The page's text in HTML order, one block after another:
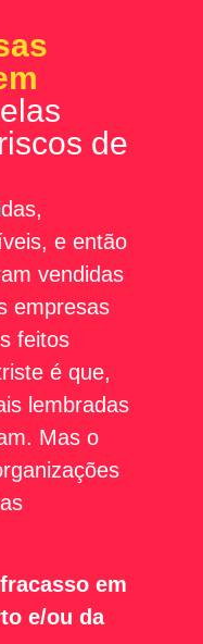
de
e então
vendidas
empresas
feitos
é que,
lembradas
Mas o
fracasso em
e/ou da